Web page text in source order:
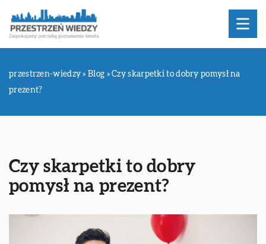
przestrzen-wiedzy »Blog »Czy skarpetki to dobry pomysł na
prezent?
Czy skarpetki to dobry
pomysł na prezent?